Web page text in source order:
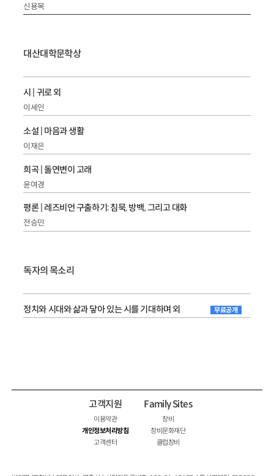
신용목
대산대학문학상
시 | 귀로 외
이세인
소설 | 마음과 생활
이재은
희곡 | 돌연변이 고래
윤여경
평론 | 레즈비언 구출하기: 침묵, 방백, 그리고 대화
전승민
독자의 목소리
정치와 시대와 삶과 닿아 있는 시를 기대하며 외 무료공개
고객지원
이용약관
개인정보처리방침
고객센터
Family Sites
창비
창비문화재단
클럽창비